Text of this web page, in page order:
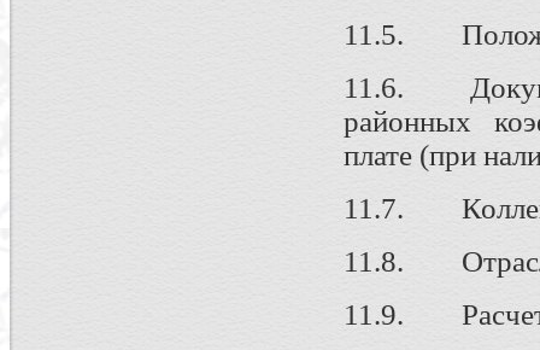
11.5.
11.6.
районных
плате (при
11.7.
11.8.
11.9. Расчет